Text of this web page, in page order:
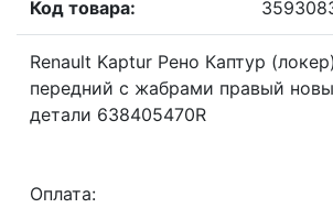
Код товара:
Renault Kaptur Рено Каптур
передний с жабрами правый
детали 638405470R
Оплата: